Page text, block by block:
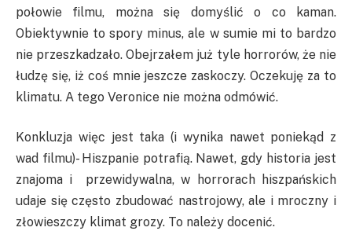
połowie filmu, można się domyślić o co kaman.
Obiektywnie to spory minus, ale w sumie mi to bardzo
nie przeszkadzało. Obejrzałem już tyle horrorów, że nie
łudzę się, iż coś mnie jeszcze zaskoczy. Oczekuję za to
klimatu. A tego Veronice nie można odmówić.
Konkluzja więc jest taka (i wynika nawet poniekąd z
wad filmu)- Hiszpanie potrafią. Nawet, gdy historia jest
znajoma i przewidywalna, w horrorach hiszpańskich
udaje się często zbudować nastrojowy, ale i mroczny i
złowieszczy klimat grozy. To należy docenić.